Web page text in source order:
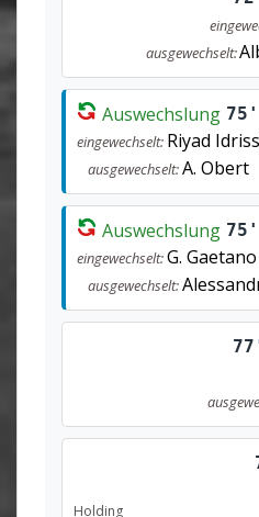
ausgewechselt:
Auswechslung 75'
eingewechselt: Riyad
ausgewechselt:A. Obert
Auswechslung 75'
eingewechselt:G. Gaetano
ausgewechselt:
Holding